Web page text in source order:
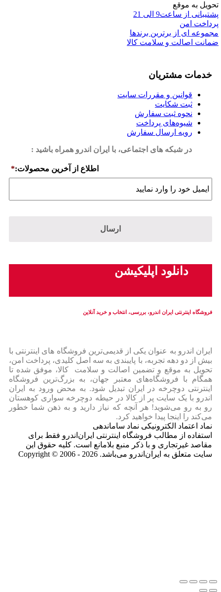
تحویل به موقع
پشتیبانی از ساعت9 الی 21
پرداخت امن
مجموعه ای از برترین برندها
ضمانت اصالت و سلامت کالا
خدمات مشتریان
قوانین و مقررات سایت
ثبت شکایت
نحوه ثبت سفارش
شیوه‌های پرداخت
رویه ارسال سفارش
در شبکه های اجتماعی، با ایران اندرو همراه باشید :
اطلاع از آخرین محصولات:*
دانلود اپلیکیشن
فروشگاه اینترنتی ایران‌ اندرو، بررسی، انتخاب و خرید آنلاین
ایران‌ اندرو به عنوان یکی از قدیمی‌ترین فروشگاه های اینترنتی با
بیش از دو دهه تجربه، با پایبندی به سه اصل کلیدی، پرداخت امن،
تحویل به موقع و تضمین اصالت و سلامت کالا، موفق شده تا
همگام با فروشگاه‌های معتبر جهان، به بزرگ‌ترین فروشگاه
اینترنتی دوچرخه در ایران تبدیل شود. به محض ورود به ایران‌
اندرو با یک سایت پر از کالا در حیطه دوچرخه سواری کوهستان
رو به رو می‌شوید! هر آنچه که نیاز دارید و به ذهن شما خطور
می‌کند را اینجا پیدا خواهید کرد.
نماد اعتماد الکترونیکی نماد ساماندهی
استفاده از مطالب فروشگاه اینترنتی ایران‌اندرو فقط برای
مقاصد غیرتجاری و با ذکر منبع بلامانع است. کلیه حقوق این
سایت متعلق به ایران‌اندرو می‌باشد. Copyright © 2006 - 2026